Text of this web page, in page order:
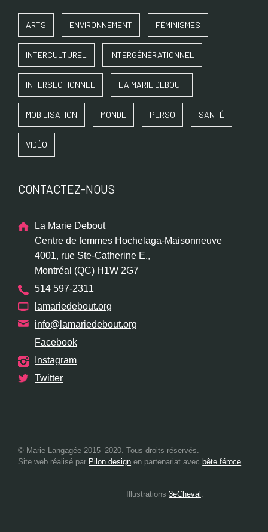
ARTS ENVIRONNEMENT FÉMINISMES
INTERCULTUREL INTERGÉNÉRATIONNEL
INTERSECTIONNEL LA MARIE DEBOUT
MOBILISATION MONDE PERSO SANTÉ
VIDÉO
CONTACTEZ-NOUS
La Marie Debout
Centre de femmes Hochelaga-Maisonneuve
4001, rue Ste-Catherine E.,
Montréal (QC) H1W 2G7
514 597-2311
lamariedebout.org
info@lamariedebout.org
Facebook
Instagram
Twitter
© Marie Langagée 2015–2020. Tous droits réservés.
Site web réalisé par Pilon design en partenariat avec bête féroce.
Illustrations 3eCheval .